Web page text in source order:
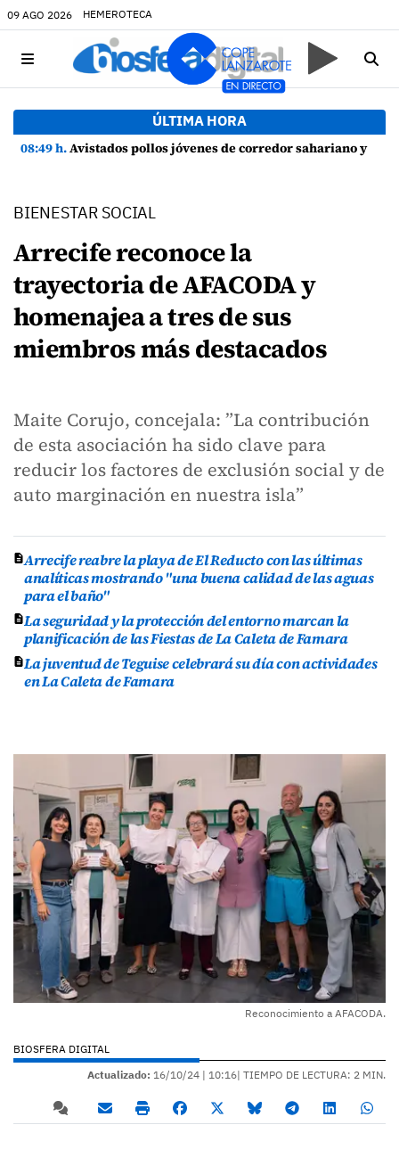
09 AGO 2026 HEMEROTECA
ÚLTIMA HORA
08:49 h.Avistados pollos jóvenes de corredor sahariano y episodios de cortejo de hubara cerca del rally de Lanzarote
BIENESTAR SOCIAL
Arrecife reconoce la
trayectoria de AFACODA y
homenajea a tres de sus
miembros más destacados
Maite Corujo, concejala: ”La contribución
de esta asociación ha sido clave para
reducir los factores de exclusión social y de
auto marginación en nuestra isla”
Arrecife reabre la playa de El Reducto con las últimas
analíticas mostrando "una buena calidad de las aguas
para el baño"
La seguridad y la protección del entorno marcan la
planificación de las Fiestas de La Caleta de Famara
La juventud de Teguise celebrará su día con actividades
en La Caleta de Famara
Reconocimiento a AFACODA.
BIOSFERA DIGITAL
Actualizado: 16/10/24 | 10:16| TIEMPO DE LECTURA: 2 MIN.